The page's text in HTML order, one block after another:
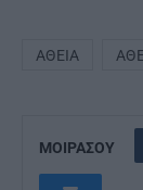
ΑΘΕΊΑ
ΜΟΙΡΑΣΟΥ